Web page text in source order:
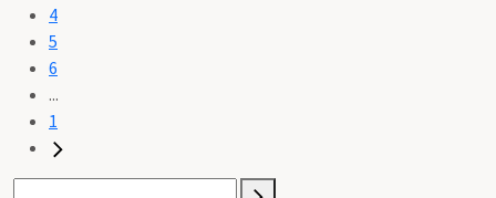
4
5
6
...
1